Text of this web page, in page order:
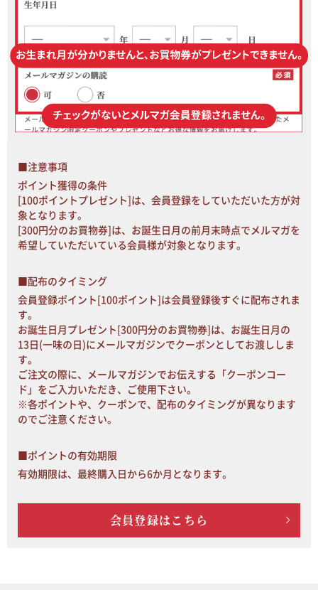
■注意事項
ポイント獲得の条件
[100ポイントプレゼント]は、会員登録をしていただいた方が対
象となります。
[300円分のお買物券]は、お誕生日月の前月末時点でメルマガを
希望していただいている会員様が対象となります。
■配布のタイミング
会員登録ポイント[100ポイント]は会員登録後すぐに配布されま
す。
お誕生日月プレゼント[300円分のお買物券]は、お誕生日月の
13日(一味の日)にメールマガジンでクーポンとしてお渡ししま
す。
ご注文の際に、メールマガジンでお伝えする「クーポンコー
ド」をご入力いただき、ご使用下さい。
※各ポイントや、クーポンで、配布のタイミングが異なります
のでご注意ください。
■ポイントの有効期限
有効期限は、最終購入日から6か月となります。
会員登録はこちら